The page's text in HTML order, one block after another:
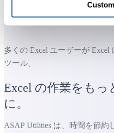
多くの Excel ユーザーが Excel
ツール。
Excel の作業をも
に。
ASAP Utilities は、時間を節約